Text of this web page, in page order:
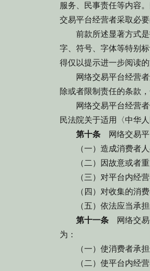
服务、民事责任等内容
交易平台经营者采取必
前款所述显著方式是
字、符号、字体等特别
得仅以提示进一步阅读
网络交易平台经营者
除或者限制责任的条款
网络交易平台经营者
民法院关于适用〈中华
第十条 网络交易平
（一）造成消费者人
（二）因故意或者重
（三）对平台内经营
（四）对收集的消费
（五）依法应当承担
第十一条 网络交易
为：
（一）使消费者承担
（二）使平台内经营